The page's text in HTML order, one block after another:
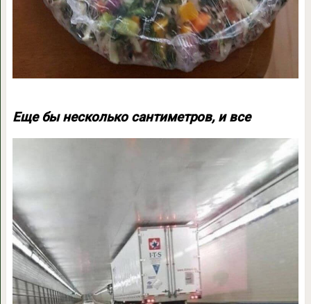
Еще бы несколько сантиметров, и все